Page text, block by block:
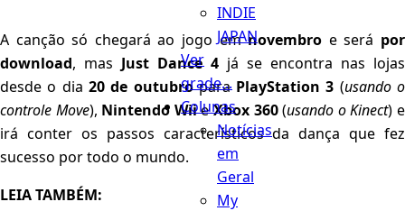
INDIE
JAPAN
Ver
grade...
Colunas
Notícias
em
Geral
My
A canção só chegará ao jogo emnovembro e será por
download, mas Just Dance 4 já se encontra nas lojas
desde o dia 20 de outubropara PlayStation 3 (usando o
controle Move), Nintendo WiieXbox 360(usando o Kinect) e
irá conter os passos característicos da dança que fez
sucesso por todo o mundo.
LEIA TAMBÉM: